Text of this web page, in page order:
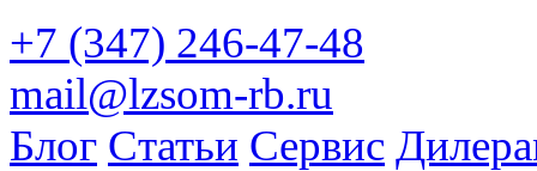
+7 (347) 246-47-48
mail@lzsom-rb.ru
Блог Статьи Сервис